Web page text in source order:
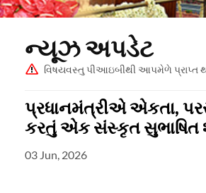
ન્યૂઝ અપડેટ
વિષયવસ્તુ પીઆઇબીથી આપમેળે પ્રાપ્ત
પ્રધાનમંત્રીએ એકતા,
કરતું એક સંસ્કૃત સુભાષિત
03 Jun, 2026